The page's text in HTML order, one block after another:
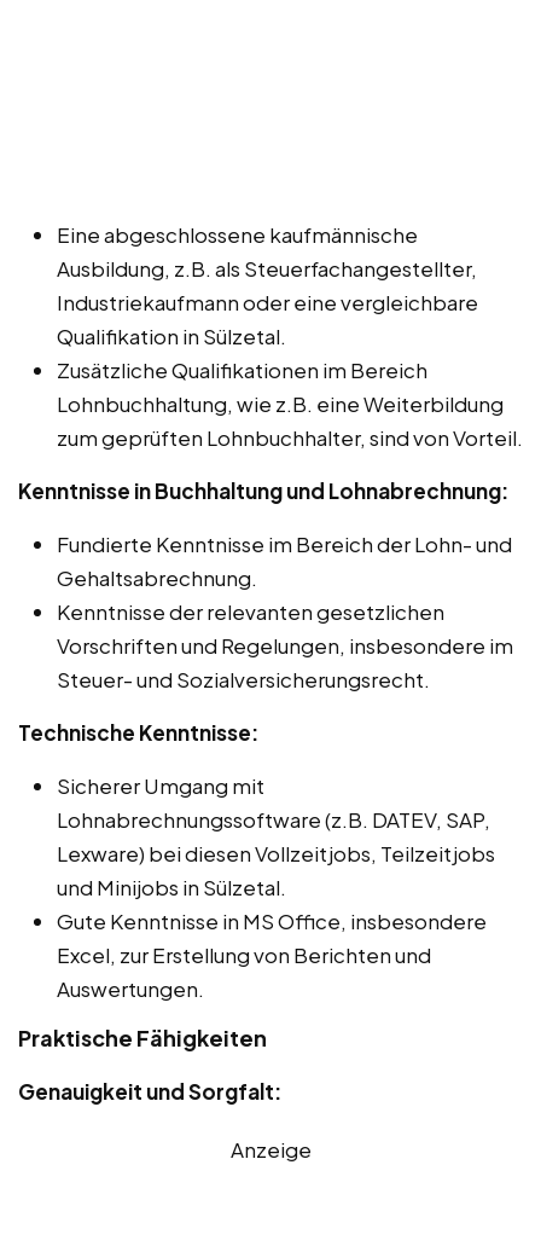
Eine abgeschlossene kaufmännische
Ausbildung, z.B. als Steuerfachangestellter,
Industriekaufmann oder eine vergleichbare
Qualifikation in Sülzetal.
Zusätzliche Qualifikationen im Bereich
Lohnbuchhaltung, wie z.B. eine Weiterbildung
zum geprüften Lohnbuchhalter, sind von Vorteil.
Kenntnisse in Buchhaltung und Lohnabrechnung:
Fundierte Kenntnisse im Bereich der Lohn- und
Gehaltsabrechnung.
Kenntnisse der relevanten gesetzlichen
Vorschriften und Regelungen, insbesondere im
Steuer- und Sozialversicherungsrecht.
Technische Kenntnisse:
Sicherer Umgang mit
Lohnabrechnungssoftware (z.B. DATEV, SAP,
Lexware) bei diesen Vollzeitjobs, Teilzeitjobs
und Minijobs in Sülzetal.
Gute Kenntnisse in MS Office, insbesondere
Excel, zur Erstellung von Berichten und
Auswertungen.
Praktische Fähigkeiten
Genauigkeit und Sorgfalt:
Anzeige